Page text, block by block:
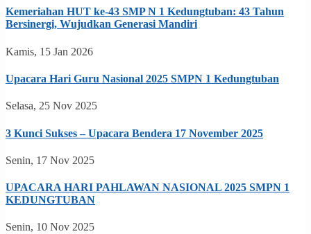
Kemeriahan HUT ke-43 SMP N 1 Kedungtuban: 43 Tahun
Bersinergi, Wujudkan Generasi Mandiri
Kamis, 15 Jan 2026
Upacara Hari Guru Nasional 2025 SMPN 1 Kedungtuban
Selasa, 25 Nov 2025
3 Kunci Sukses – Upacara Bendera 17 November 2025
Senin, 17 Nov 2025
UPACARA HARI PAHLAWAN NASIONAL 2025 SMPN 1
KEDUNGTUBAN
Senin, 10 Nov 2025